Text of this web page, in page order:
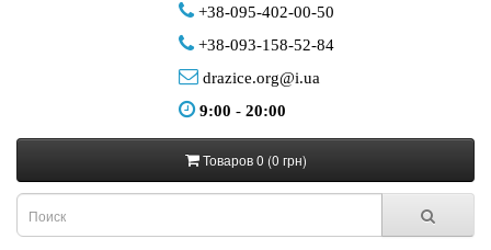
+38-095-402-00-50
+38-093-158-52-84
drazice.org@i.ua
9:00 - 20:00
Товаров 0 (0 грн)